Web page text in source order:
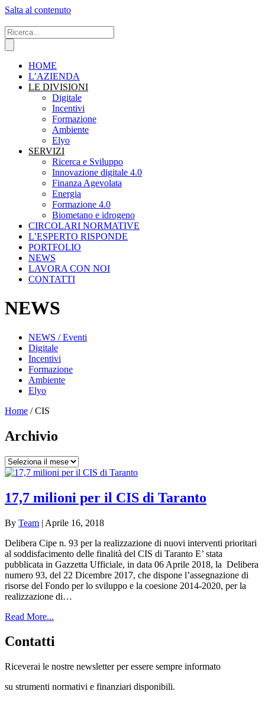
Salta al contenuto
HOME
L’AZIENDA
LE DIVISIONI
Digitale
Incentivi
Formazione
Ambiente
Elyo
SERVIZI
Ricerca e Sviluppo
Innovazione digitale 4.0
Finanza Agevolata
Energia
Formazione 4.0
Biometano e idrogeno
CIRCOLARI NORMATIVE
L’ESPERTO RISPONDE
PORTFOLIO
NEWS
LAVORA CON NOI
CONTATTI
NEWS
NEWS / Eventi
Digitale
Incentivi
Formazione
Ambiente
Elyo
Home /CIS
Archivio
Archivio
17,7 milioni per il CIS di Taranto
By Team | Aprile 16, 2018
Delibera Cipe n. 93 per la realizzazione di nuovi interventi prioritari
al soddisfacimento delle finalità del CIS di Taranto E’ stata
pubblicata in Gazzetta Ufficiale, in data 06 Aprile 2018, la Delibera
numero 93, del 22 Dicembre 2017, che dispone l’assegnazione di
risorse del Fondo per lo sviluppo e la coesione 2014-2020, per la
realizzazione di…
Read More...
Contatti
Riceverai le nostre newsletter per essere sempre informato
su strumenti normativi e finanziari disponibili.